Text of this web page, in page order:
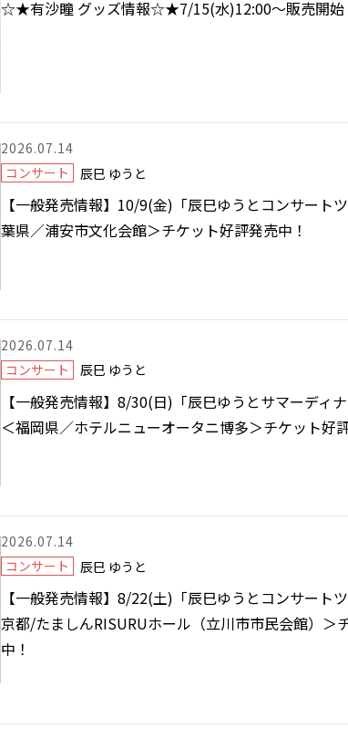
☆★有沙瞳 グッズ情報☆★7/15(水)12:00～販売開始
2026.07.14
コンサート
辰巳 ゆうと
【一般発売情報】10/9(金)「辰巳ゆうとコンサート
葉県／浦安市文化会館＞チケット好評発売中！
2026.07.14
コンサート
辰巳 ゆうと
【一般発売情報】8/30(日)「辰巳ゆうとサマーディ
＜福岡県／ホテルニューオータニ博多＞チケット好
2026.07.14
コンサート
辰巳 ゆうと
【一般発売情報】8/22(土)「辰巳ゆうとコンサート
京都/たましんRISURUホール（立川市市民会館）＞
中！